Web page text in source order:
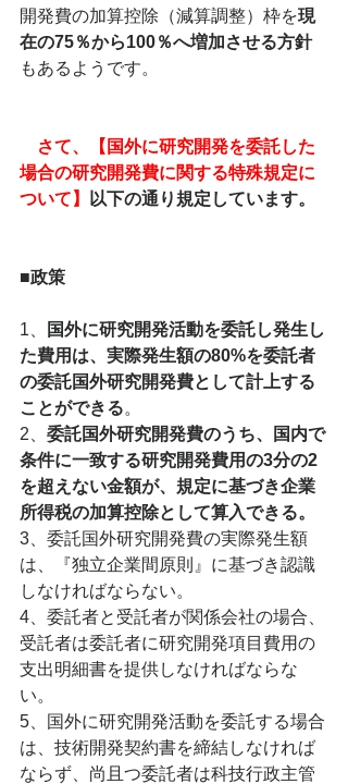
開発費の加算控除（減算調整）枠を現
在の75％から100％へ増加させる方針
もあるようです。
さて、【国外に研究開発を委託した
場合の研究開発費に関する特殊規定に
ついて】
以下の通り規定しています。
■政策
1、
国外に研究開発活動を委託し発生し
た費用は、実際発生額の80%を委託者
の委託国外研究開発費として計上する
ことができる。
2、 委託国外研究開発費のうち、国内で
条件に一致する研究開発費用の3分の2
を超えない金額が、規定に基づき企業
所得税の加算控除として算入できる。
3、委託国外研究開発費の実際発生額
は、『独立企業間原則』に基づき認識
しなければならない。
4、委託者と受託者が関係会社の場合、
受託者は委託者に研究開発項目費用の
支出明細書を提供しなければならな
い。
5、国外に研究開発活動を委託する場合
は、技術開発契約書を締結しなければ
ならず、尚且つ委託者は科技行政主管